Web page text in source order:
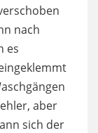
nach
es
aber
sich der